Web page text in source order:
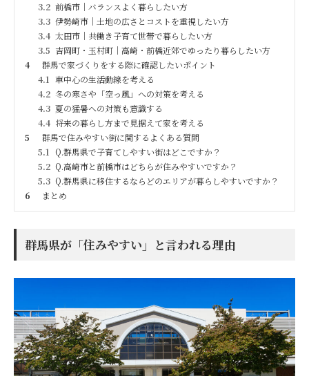
3.2 前橋市｜バランスよく暮らしたい方
3.3 伊勢崎市｜土地の広さとコストを重視したい方
3.4 太田市｜共働き子育て世帯で暮らしたい方
3.5 吉岡町・玉村町｜高崎・前橋近郊でゆったり暮らしたい方
4
群馬で家づくりをする際に確認したいポイント
4.1 車中心の生活動線を考える
4.2 冬の寒さや「空っ風」への対策を考える
4.3 夏の猛暑への対策も意識する
4.4 将来の暮らし方まで見据えて家を考える
5
群馬で住みやすい街に関するよくある質問
5.1
Q.群馬県で子育てしやすい街はどこですか？
5.2 Q.高崎市と前橋市はどちらが住みやすいですか？
5.3 Q.群馬県に移住するならどのエリアが暮らしやすいですか？
6
まとめ
群馬県が「住みやすい」と言われる理由